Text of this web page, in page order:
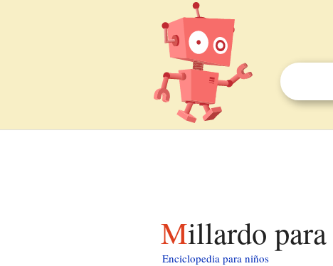
Millardo
Enciclopedia para niños